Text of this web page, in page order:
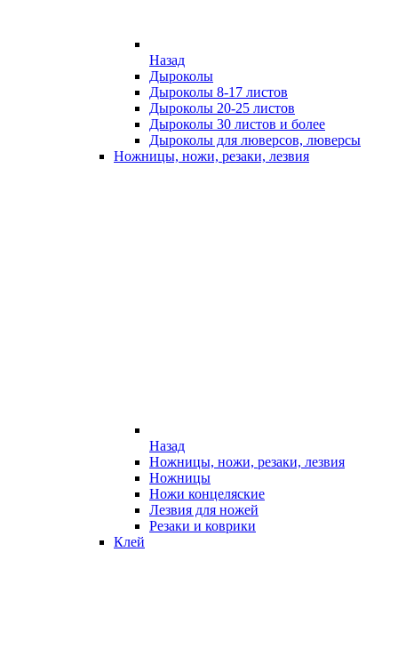
Назад
Дыроколы
Дыроколы 8-17 листов
Дыроколы 20-25 листов
Дыроколы 30 листов и более
Дыроколы для люверсов, люверсы
Ножницы, ножи, резаки, лезвия
Назад
Ножницы, ножи, резаки, лезвия
Ножницы
Ножи концеляские
Лезвия для ножей
Резаки и коврики
Клей